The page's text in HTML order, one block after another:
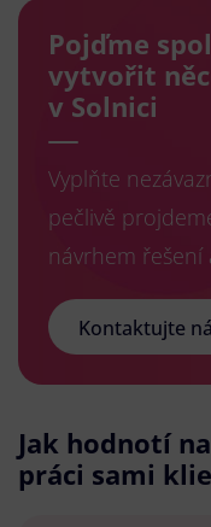
Pojďme
vytvořit
v Solnici
Vyplňte
pečlivě
návrhem
Kontaktujte
Jak hodnotí
práci sami